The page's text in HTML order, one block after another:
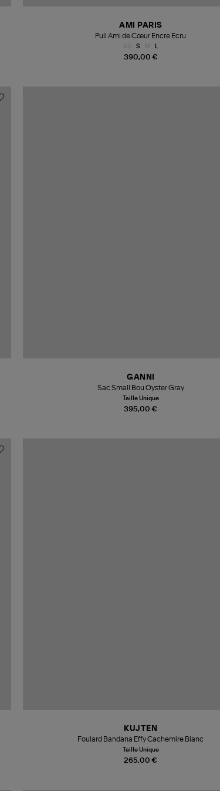
390,00 €
AMI PARIS
Pull Ami de Cœur Encre Ecru
S
395,00 €
GANNI
Sac Small Bou Oyster Gray
Taille Unique
265,00 €
KUJTEN
Foulard Bandana Effy Cachemire Blanc
Taille Unique